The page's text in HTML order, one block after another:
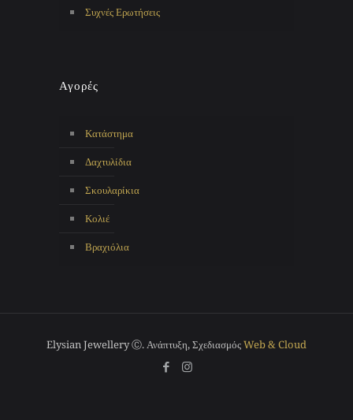
Συχνές Ερωτήσεις
Αγορές
Κατάστημα
Δαχτυλίδια
Σκουλαρίκια
Κολιέ
Βραχιόλια
Elysian Jewellery Ⓒ. Ανάπτυξη, ΣχεδιασμόςWeb & Cloud